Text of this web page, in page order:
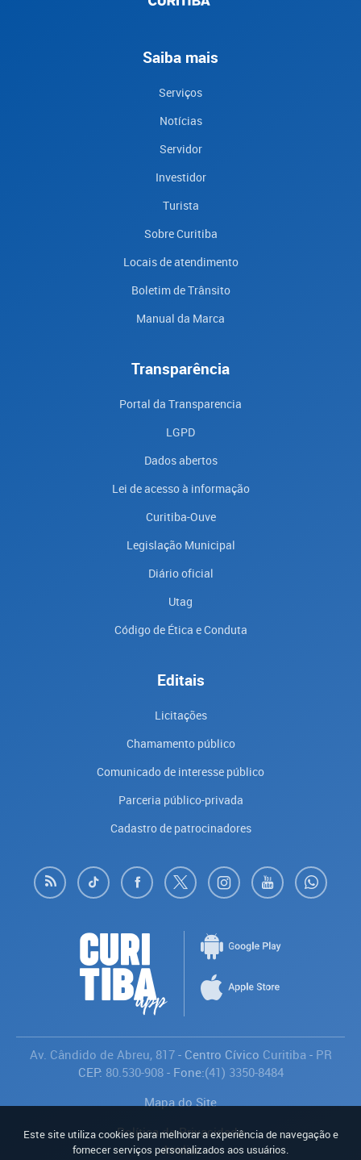
Saiba mais
Serviços
Notícias
Servidor
Investidor
Turista
Sobre Curitiba
Locais de atendimento
Boletim de Trânsito
Manual da Marca
Transparência
Portal da Transparencia
LGPD
Dados abertos
Lei de acesso à informação
Curitiba-Ouve
Legislação Municipal
Diário oficial
Utag
Código de Ética e Conduta
Editais
Licitações
Chamamento público
Comunicado de interesse público
Parceria público-privada
Cadastro de patrocinadores
Av. Cândido de Abreu, 817- Centro Cívico Curitiba - PR
CEP: 80.530-908- Fone:(41) 3350-8484
Mapa do Site
Política de Privacidade
Avaliar
Este site utiliza cookies para melhorar a experiência de navegação e
fornecer serviços personalizados aos usuários.